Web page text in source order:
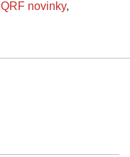
IQRF novinky,